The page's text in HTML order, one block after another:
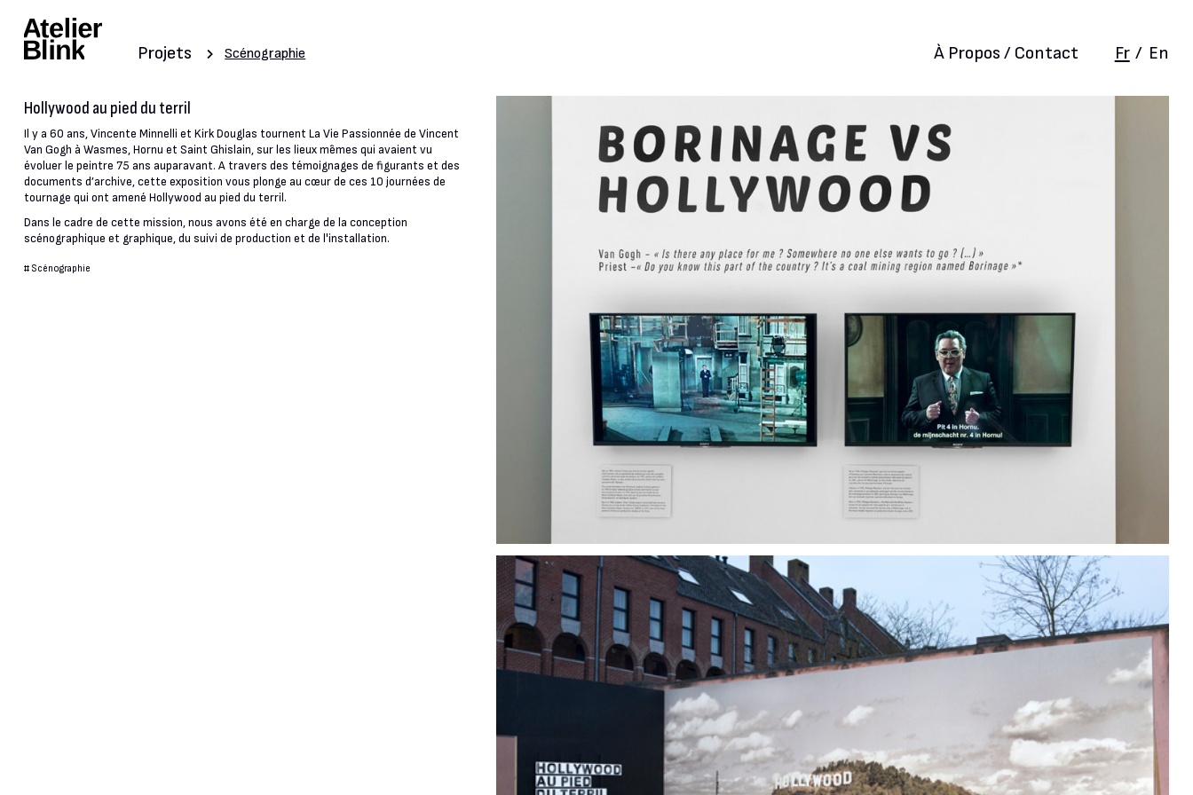
Projets Scénographie À Propos / Contact Fr / En
Hollywood au pied du terril
Il y a 60 ans, Vincente Minnelli et Kirk Douglas tournent La Vie Passionnée de Vincent
Van Gogh à Wasmes, Hornu et Saint Ghislain, sur les lieux mêmes qui avaient vu
évoluer le peintre 75 ans auparavant. A travers des témoignages de figurants et des
documents d’archive, cette exposition vous plonge au cœur de ces 10 journées de
tournage qui ont amené Hollywood au pied du terril.
Dans le cadre de cette mission, nous avons été en charge de la conception
scénographique et graphique, du suivi de production et de l'installation.
# Scénographie